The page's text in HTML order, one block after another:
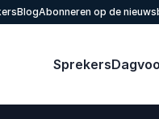
BlogAbonneren op de
Sprekers